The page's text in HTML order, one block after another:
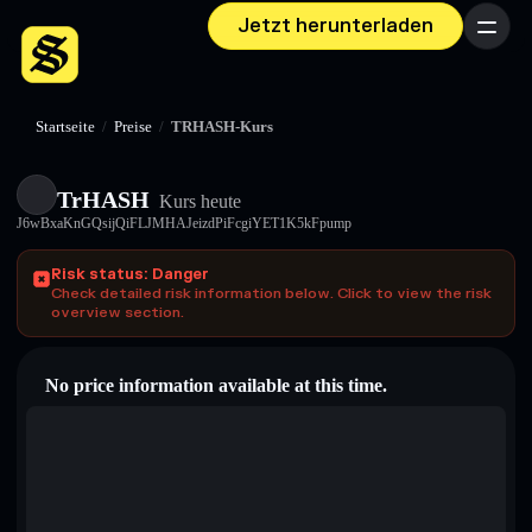
Jetzt herunterladen Menü
Startseite / Preise / TRHASH-Kurs
TrHASH Kurs heute
J6wBxaKnGQsijQiFLJMHAJeizdPiFcgiYET1K5kFpump
Risk status: Danger
Check detailed risk information below. Click to view the risk
overview section.
No price information available at this time.